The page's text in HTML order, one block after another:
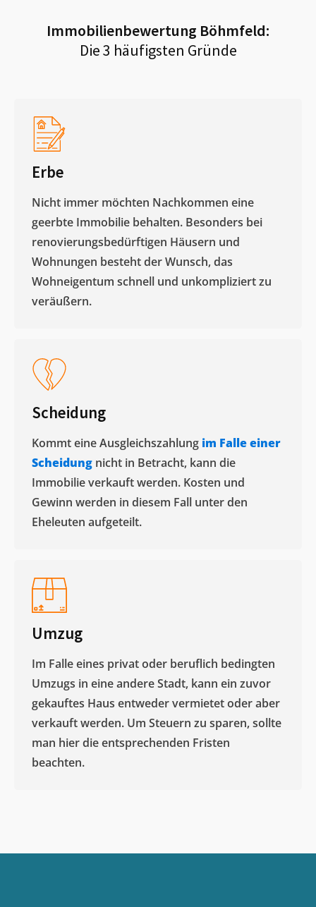
Immobilienbewertung Böhmfeld:
Die 3 häufigsten Gründe
Erbe
Nicht immer möchten Nachkommen eine
geerbte Immobilie behalten. Besonders bei
renovierungsbedürftigen Häusern und
Wohnungen besteht der Wunsch, das
Wohneigentum schnell und unkompliziert zu
veräußern. ​
Scheidung
Kommt eine Ausgleichszahlung im Falle einer
Scheidung nicht in Betracht, kann die
Immobilie verkauft werden. Kosten und
Gewinn werden in diesem Fall unter den
Eheleuten aufgeteilt.​
Umzug
Im Falle eines privat oder beruflich bedingten
Umzugs in eine andere Stadt, kann ein zuvor
gekauftes Haus entweder vermietet oder aber
verkauft werden. Um Steuern zu sparen, sollte
man hier die entsprechenden Fristen
beachten.